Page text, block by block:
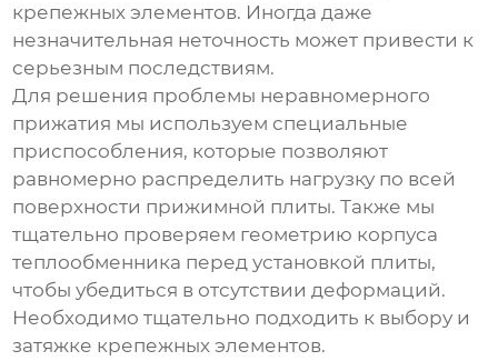
крепежных элементов. Иногда даже
незначительная неточность может привести к
серьезным последствиям.
Для решения проблемы неравномерного
прижатия мы используем специальные
приспособления, которые позволяют
равномерно распределить нагрузку по всей
поверхности прижимной плиты. Также мы
тщательно проверяем геометрию корпуса
теплообменника перед установкой плиты,
чтобы убедиться в отсутствии деформаций.
Необходимо тщательно подходить к выбору и
затяжке крепежных элементов.